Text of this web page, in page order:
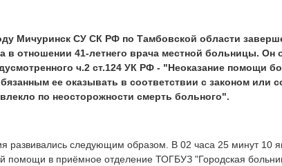
Мичуринск СУ СК РФ по Тамбовской области
в отношении 41-летнего врача местной больницы. Он
ч.2 ст.124 УК РФ - "Неоказание помощи
ее оказывать в соответствии с законом или
по неосторожности смерть больного".
развивались следующим образом. В 02 часа 25 минут 10
помощи в приёмное отделение ТОГБУЗ "Городская